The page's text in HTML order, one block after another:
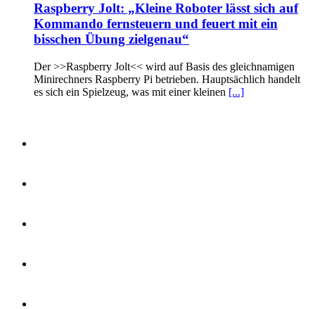
Raspberry Jolt: „Kleine Roboter lässt sich auf
Kommando fernsteuern und feuert mit ein
bisschen Übung zielgenau“
Der >>Raspberry Jolt<< wird auf Basis des gleichnamigen
Minirechners Raspberry Pi betrieben. Hauptsächlich handelt
es sich ein Spielzeug, was mit einer kleinen [...]